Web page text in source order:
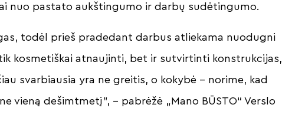
nuo pastato aukštingumo ir darbų sudėtingumo.
todėl prieš pradedant darbus atliekama nuodugni
kosmetiškai atnaujinti, bet ir sutvirtinti konstrukcijas,
svarbiausia yra ne greitis, o kokybė – norime, kad
vieną dešimtmetį”, – pabrėžė „Mano BŪSTO“ Verslo